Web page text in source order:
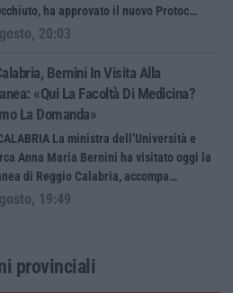
ha approvato il nuovo Protoc…
20:03
Bernini In Visita Alla
«Qui La Facoltà Di Medicina?
La Domanda»
CALABRIA La ministra dell’Università e
Anna Maria Bernini ha visitato oggi la
di Reggio Calabria, accompa…
19:49
provinciali